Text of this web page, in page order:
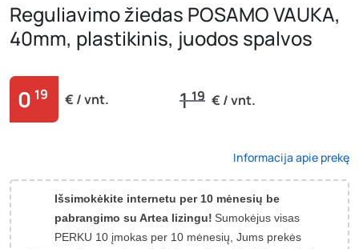
Reguliavimo žiedas POSAMO VAUKA,
40mm, plastikinis, juodos spalvos
0 19 € / vnt. 119 € / vnt.
Informacija apie prekę
Išsimokėkite internetu per 10 mėnesių be
pabrangimo su Artea lizingu! Sumokėjus visas
PERKU 10 įmokas per 10 mėnesių, Jums prekės